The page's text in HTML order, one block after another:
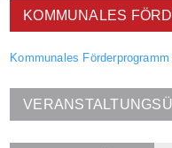
KOMMUNALES
Kommunales